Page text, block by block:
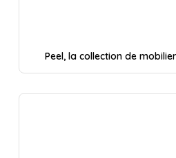
Peel, la collection de